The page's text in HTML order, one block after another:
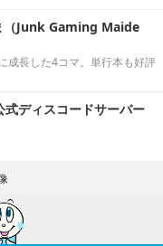
（Junk Gaming Maide
成長した4コマ。単行本も好評
ディスコードサーバー